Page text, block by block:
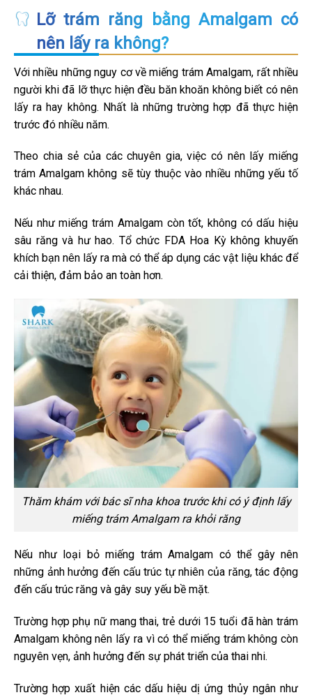
Lỡ trám răng bằng Amalgam có
nên lấy ra không?
Với nhiều những nguy cơ về miếng trám Amalgam, rất nhiều
người khi đã lỡ thực hiện đều băn khoăn không biết có nên
lấy ra hay không. Nhất là những trường hợp đã thực hiện
trước đó nhiều năm.
Theo chia sẻ của các chuyên gia, việc có nên lấy miếng
trám Amalgam không sẽ tùy thuộc vào nhiều những yếu tố
khác nhau.
Nếu như miếng trám Amalgam còn tốt, không có dấu hiệu
sâu răng và hư hao. Tổ chức FDA Hoa Kỳ không khuyến
khích bạn nên lấy ra mà có thể áp dụng các vật liệu khác để
cải thiện, đảm bảo an toàn hơn.
Thăm khám với bác sĩ nha khoa trước khi có ý định lấy
miếng trám Amalgam ra khỏi răng
Nếu như loại bỏ miếng trám Amalgam có thể gây nên
những ảnh hưởng đến cấu trúc tự nhiên của răng, tác động
đến cấu trúc răng và gây suy yếu bề mặt.
Trường hợp phụ nữ mang thai, trẻ dưới 15 tuổi đã hàn trám
Amalgam không nên lấy ra vì có thể miếng trám không còn
nguyên vẹn, ảnh hưởng đến sự phát triển của thai nhi.
Trường hợp xuất hiện các dấu hiệu dị ứng thủy ngân như